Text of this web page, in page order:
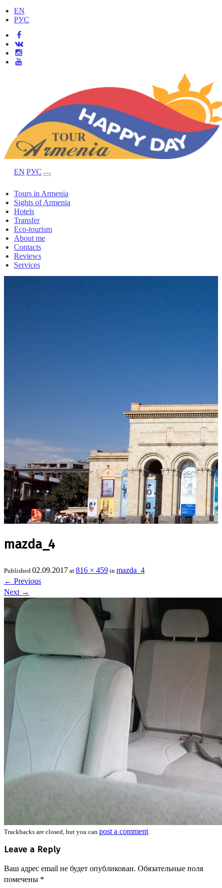
EN
РУС
EN РУС
Tours in Armenia
Sights of Armenia
Hotels
Transfer
Eco-tourism
About me
Contacts
Reviews
Services
mazda_4
Published 02.09.2017 at 816 × 459 in mazda_4
← Previous
Next →
Trackbacks are closed, but you can post a comment.
Leave a Reply
Ваш адрес email не будет опубликован. Обязательные поля
помечены *